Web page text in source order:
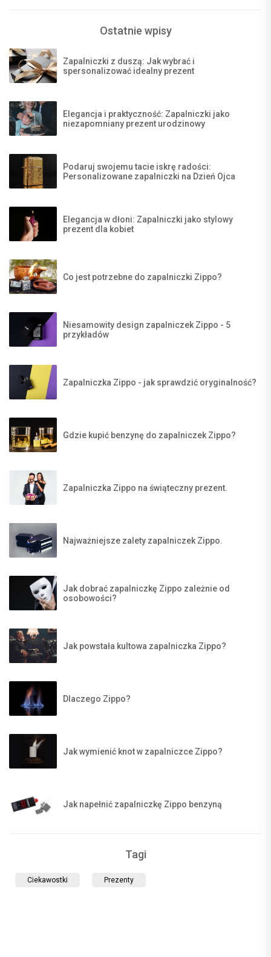
Ostatnie wpisy
Zapalniczki z duszą: Jak wybrać i
spersonalizować idealny prezent
Elegancja i praktyczność: Zapalniczki jako
niezapomniany prezent urodzinowy
Podaruj swojemu tacie iskrę radości:
Personalizowane zapalniczki na Dzień Ojca
Elegancja w dłoni: Zapalniczki jako stylowy
prezent dla kobiet
Co jest potrzebne do zapalniczki Zippo?
Niesamowity design zapalniczek Zippo - 5
przykładów
Zapalniczka Zippo - jak sprawdzić oryginalność?
Gdzie kupić benzynę do zapalniczek Zippo?
Zapalniczka Zippo na świąteczny prezent.
Najważniejsze zalety zapalniczek Zippo.
Jak dobrać zapalniczkę Zippo zależnie od
osobowości?
Jak powstała kultowa zapalniczka Zippo?
Dlaczego Zippo?
Jak wymienić knot w zapalniczce Zippo?
Jak napełnić zapalniczkę Zippo benzyną
Tagi
Ciekawostki Prezenty